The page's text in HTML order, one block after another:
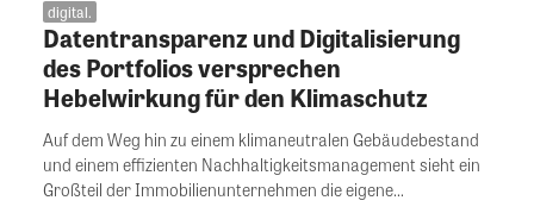
digital.
Datentransparenz und Digitalisierung
des Portfolios versprechen
Hebelwirkung für den Klimaschutz
Auf dem Weg hin zu einem klimaneutralen Gebäudebestand
und einem effizienten Nachhaltigkeitsmanagement sieht ein
Großteil der Immobilienunternehmen die eigene...